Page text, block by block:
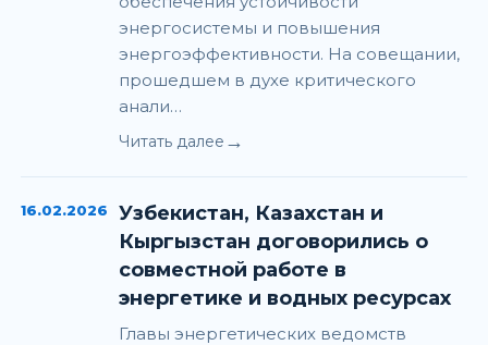
энергосистемы и повышения
энергоэффективности. На совещании,
прошедшем в духе критического
анали…
Читать далее →
16.02.2026
Узбекистан, Казахстан и
Кыргызстан договорились о
совместной работе в
энергетике и водных ресурсах
Главы энергетических ведомств